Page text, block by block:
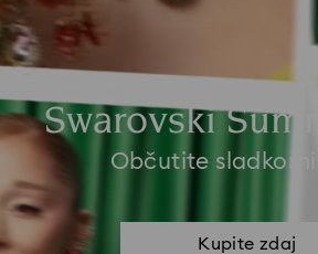
Swarovski
Občutite sladkorni
Kupite zdaj